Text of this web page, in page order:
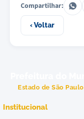
Compartilhar:
‹ Voltar
Estado de São Paulo
Institucional